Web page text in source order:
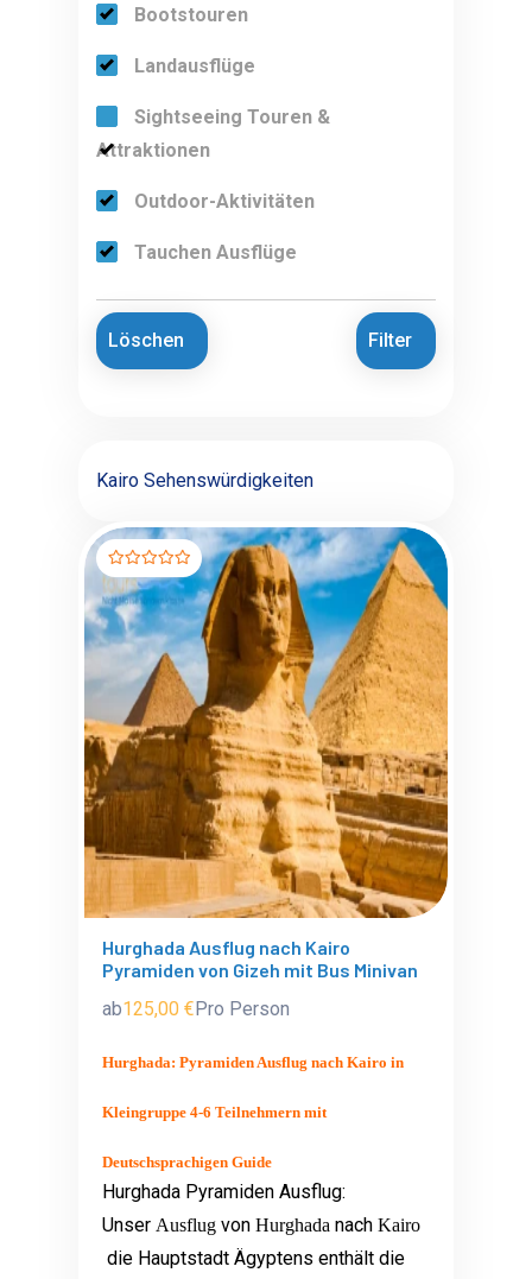
Bootstouren
Landausflüge
Sightseeing Touren &
Attraktionen
Outdoor-Aktivitäten
Tauchen Ausflüge
Löschen Filter
Kairo Sehenswürdigkeiten
Hurghada Ausflug nach Kairo
Pyramiden von Gizeh mit Bus Minivan
ab125,00 €Pro Person
Hurghada: Pyramiden Ausflug nach Kairo in
Kleingruppe 4-6 Teilnehmern mit
Deutschsprachigen Guide
Hurghada Pyramiden Ausflug:
UnserAusflug vonHurghada nachKairo
die Hauptstadt Ägyptens enthält die